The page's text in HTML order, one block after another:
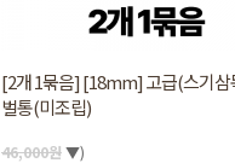
[2개 1묶음] [18mm] 고급(스기삼
벌통(미조립)
46,000원▼)